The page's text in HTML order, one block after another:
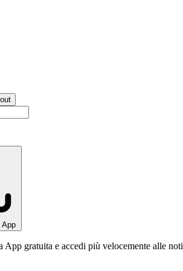
App
App gratuita e accedi più velocemente alle